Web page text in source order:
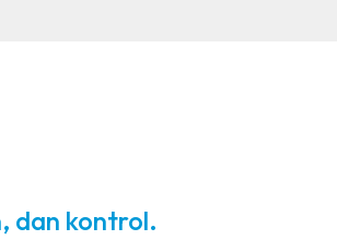
dan kontrol.